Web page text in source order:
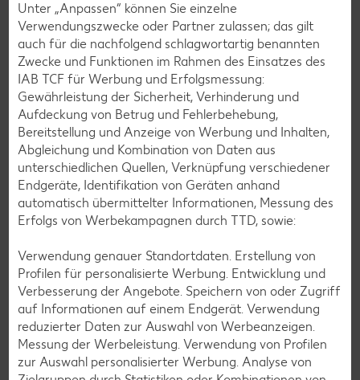
13
Mithilfe des Backformlösers die Tortenringe
entfernen. Torte grob mit Buttercreme
einstreichen, um die Krümel zu binden.
Anschließend 30 Minuten kühlstellen. Erneut mit
Buttercreme einstreichen und weitere 60
Minuten kühl stellen.
14
Buttercreme aufeinander stapeln. Die restliche
Buttercreme in Spritzbeutel füllen und mit
diversen Tüllen festlich verzieren. Abschließend
mit Haselnusskernen garnieren.
Unter „Anpassen“ können Sie einzelne
Verwendungszwecke oder Partner zulassen; das gilt
auch für die nachfolgend schlagwortartig benannten
Zwecke und Funktionen im Rahmen des Einsatzes des
IAB TCF für Werbung und Erfolgsmessung:
Gewährleistung der Sicherheit, Verhinderung und
Aufdeckung von Betrug und Fehlerbehebung,
Bereitstellung und Anzeige von Werbung und Inhalten,
Abgleichung und Kombination von Daten aus
unterschiedlichen Quellen, Verknüpfung verschiedener
Endgeräte, Identifikation von Geräten anhand
automatisch übermittelter Informationen, Messung des
Erfolgs von Werbekampagnen durch TTD, sowie:
Verwendung genauer Standortdaten. Erstellung von
Profilen für personalisierte Werbung. Entwicklung und
Verbesserung der Angebote. Speichern von oder Zugriff
auf Informationen auf einem Endgerät. Verwendung
reduzierter Daten zur Auswahl von Werbeanzeigen.
Messung der Werbeleistung. Verwendung von Profilen
zur Auswahl personalisierter Werbung. Analyse von